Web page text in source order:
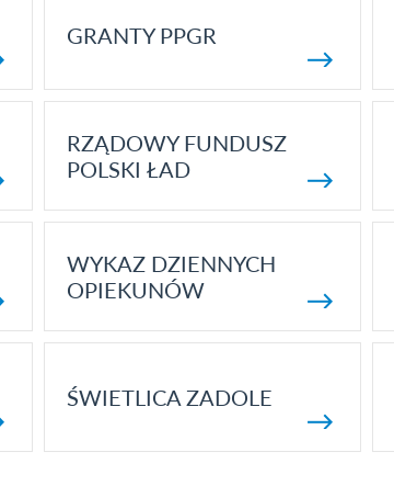
GRANTY PPGR
RZĄDOWY FUNDUSZ
POLSKI ŁAD
WYKAZ DZIENNYCH
OPIEKUNÓW
ŚWIETLICA ZADOLE